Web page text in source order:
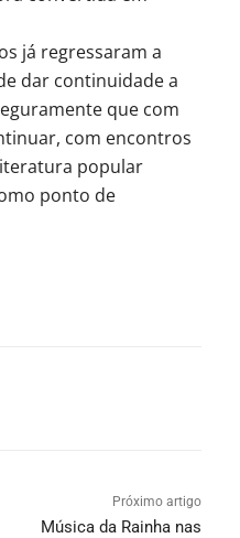
já regressaram a
dar continuidade a
que com
com encontros
popular
ponto de
Próximo artigo
Música da Rainha nas